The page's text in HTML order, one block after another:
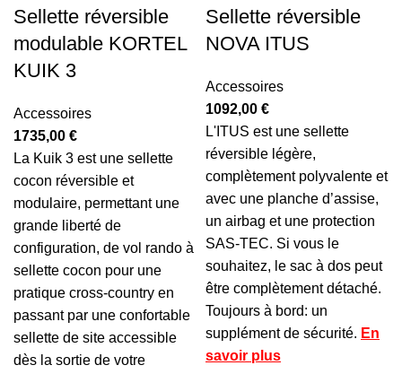
Sellette réversible
modulable KORTEL
KUIK 3
Accessoires
1735,00 €
La Kuik 3 est une sellette
cocon réversible et
modulaire, permettant une
grande liberté de
configuration, de vol rando à
sellette cocon pour une
pratique cross-country en
passant par une confortable
sellette de site accessible
dès la sortie de votre
Sellette réversible
NOVA ITUS
Accessoires
1092,00 €
L'ITUS est une sellette
réversible légère,
complètement polyvalente et
avec une planche d’assise,
un airbag et une protection
SAS-TEC. Si vous le
souhaitez, le sac à dos peut
être complètement détaché.
Toujours à bord: un
supplément de sécurité. En
savoir plus